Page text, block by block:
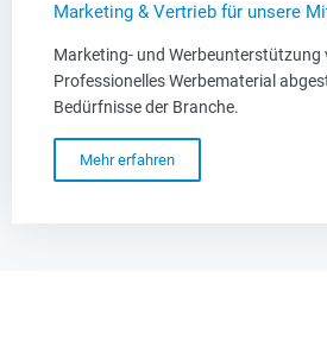
Marketing & Vertrieb für unsere
Marketing- und Werbeunterstützung
Professionelles Werbematerial
Bedürfnisse der Branche.
Mehr erfahren